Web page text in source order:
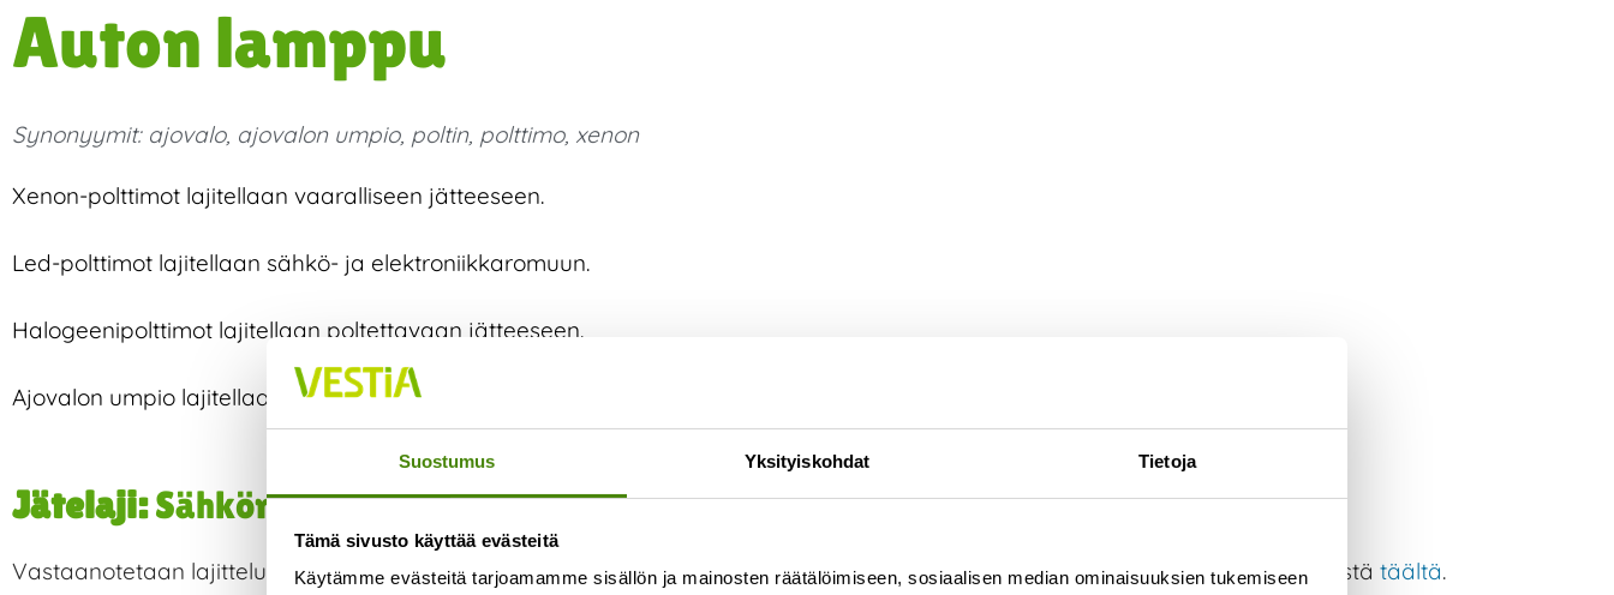
Suostumus Yksityiskohdat Tietoja
Tämä sivusto käyttää evästeitä
Käytämme evästeitä tarjoamamme sisällön ja mainosten räätälöimiseen, sosiaalisen median ominaisuuksien tukemiseen
Auton lamppu
Synonyymit: ajovalo, ajovalon umpio, poltin, polttimo, xenon
Xenon-polttimot lajitellaan vaaralliseen jätteeseen.
Led-polttimot lajitellaan sähkö- ja elektroniikkaromuun.
Halogeenipolttimot lajitellaan poltettavaan jätteeseen.
Ajovalon umpio lajitellaan poltettavaan jätteeseen.
Jätelaji:Sähköromu
Vastaanotetaan lajittelupihoilla tai sähkö- ja elektroniikkalaitteita myyvissä liikkeissä. Löydät lisätietoa jätteiden hyödyntämisestä täältä.